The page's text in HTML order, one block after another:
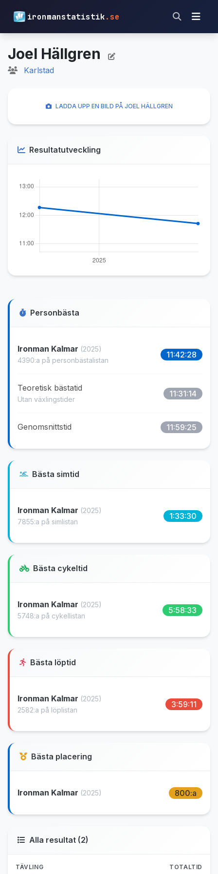
ironmanstatistik.se
Joel Hällgren
Karlstad
Personbästa
Ironman Kalmar (2025)
4390:a på personbästalistan
11:42:28
Teoretisk bästatid
Utan växlingstider
11:31:14
Genomsnittstid 11:59:25
Bästa simtid
Ironman Kalmar (2025)
7855:a på simlistan
1:33:30
Bästa cykeltid
Ironman Kalmar (2025)
5748:a på cykellistan
5:58:33
Bästa löptid
Ironman Kalmar (2025)
2582:a på löplistan
3:59:11
Bästa placering
Ironman Kalmar (2025) 800:a
LADDA UPP EN BILD PÅ JOEL HÄLLGREN
Resultatutveckling
Alla resultat (2)
TÄVLING TOTALTID